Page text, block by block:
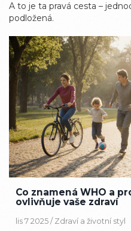
A to je ta pravá cesta –
podložená.
Co znamená WHO a
ovlivňuje vaše zdraví
lis 7 2025 / Zdraví a životní styl